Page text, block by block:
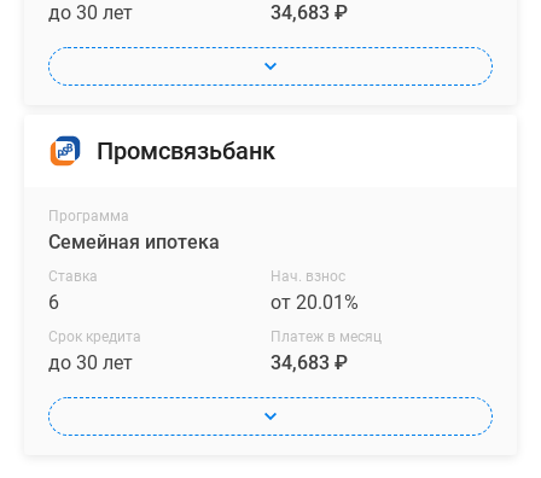
до 30 лет 34,683 ₽
Промсвязьбанк
Программа
Семейная ипотека
Ставка
6
Нач. взнос
от 20.01%
Срок кредита
до 30 лет
Платеж в месяц
34,683 ₽